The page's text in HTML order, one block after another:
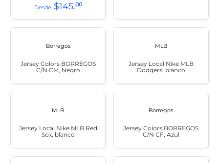
$145.00
Borregos
Jersey Colors BORREGOS
C/N CM, Negro
MLB
Jersey Local Nike MLB
Dodgers, blanco
MLB
Jersey Local Nike MLB Red
Sox, blanco
Borregos
Jersey Colors BORREGOS
C/N CF, Azul